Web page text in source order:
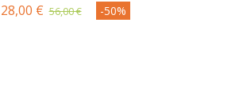
28,00 € 56,00 € -50%